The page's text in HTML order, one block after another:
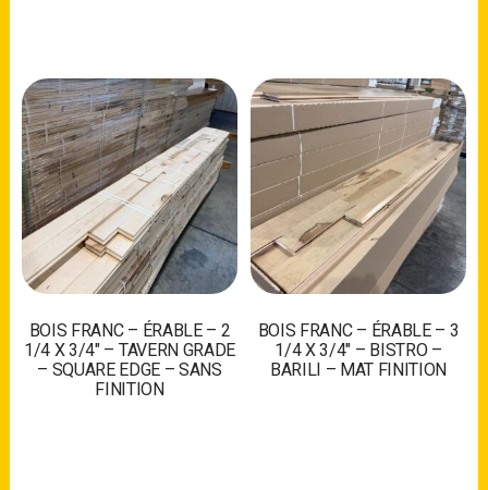
BOIS FRANC – ÉRABLE – 2
1/4 X 3/4″ – TAVERN GRADE
– SQUARE EDGE – SANS
FINITION
BOIS FRANC – ÉRABLE – 3
1/4 X 3/4″ – BISTRO –
BARILI – MAT FINITION